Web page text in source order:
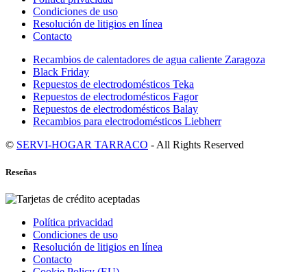
Condiciones de uso
Resolución de litigios en línea
Contacto
Recambios de calentadores de agua caliente Zaragoza
Black Friday
Repuestos de electrodomésticos Teka
Repuestos de electrodomésticos Fagor
Repuestos de electrodomésticos Balay
Recambios para electrodomésticos Liebherr
© SERVI-HOGAR TARRACO - All Rights Reserved
Reseñas
Política privacidad
Condiciones de uso
Resolución de litigios en línea
Contacto